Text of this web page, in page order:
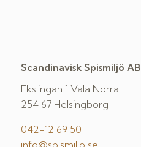
Scandinavisk Spismiljö AB
Ekslingan 1 Väla Norra
254 67 Helsingborg
042-12 69 50
info@spismiljo.se